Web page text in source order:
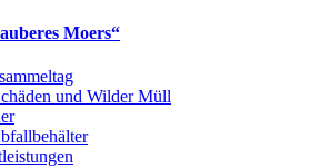
Moers“
und Wilder Müll